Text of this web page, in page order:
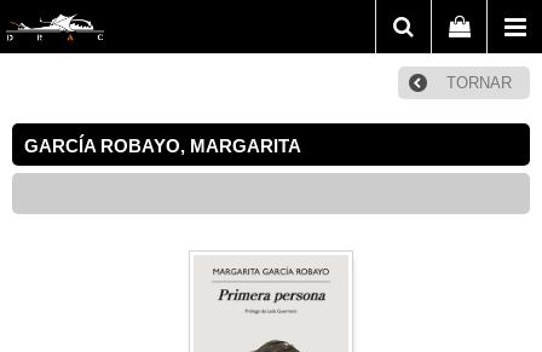
TORNAR
GARCÍA ROBAYO, MARGARITA